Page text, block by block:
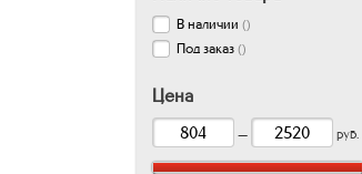
В наличии ()
Под заказ ()
Цена
— руб.